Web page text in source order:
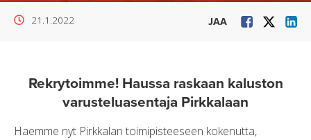
21.1.2022 JAA
Rekrytoimme! Haussa raskaan kaluston
varusteluasentaja Pirkkalaan
Haemme nyt Pirkkalan toimipisteeseen kokenutta,